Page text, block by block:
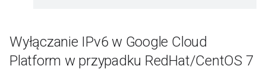
Wyłączanie IPv6 w Google Cloud
Platform w przypadku RedHat/CentOS 7